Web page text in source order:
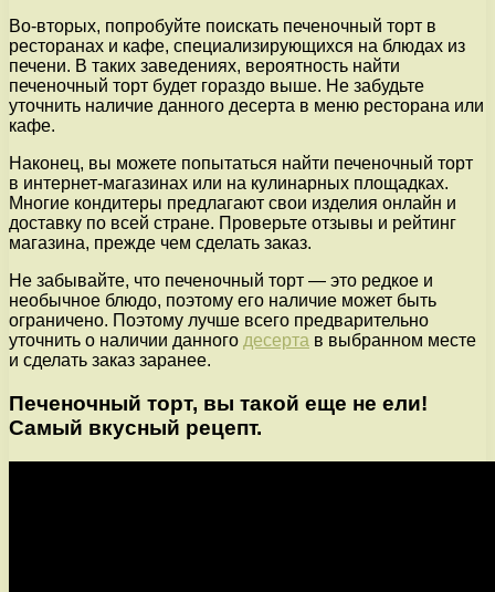
Во-вторых, попробуйте поискать печеночный торт в
ресторанах и кафе, специализирующихся на блюдах из
печени. В таких заведениях, вероятность найти
печеночный торт будет гораздо выше. Не забудьте
уточнить наличие данного десерта в меню ресторана или
кафе.
Наконец, вы можете попытаться найти печеночный торт
в интернет-магазинах или на кулинарных площадках.
Многие кондитеры предлагают свои изделия онлайн и
доставку по всей стране. Проверьте отзывы и рейтинг
магазина, прежде чем сделать заказ.
Не забывайте, что печеночный торт — это редкое и
необычное блюдо, поэтому его наличие может быть
ограничено. Поэтому лучше всего предварительно
уточнить о наличии данного десерта в выбранном месте
и сделать заказ заранее.
Печеночный торт, вы такой еще не ели!
Самый вкусный рецепт.